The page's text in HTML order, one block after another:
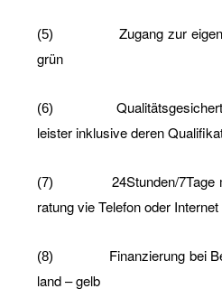
(5)
Zu­gang zur ei­ge­nen
grün
(6)
Qua­li­täts­ge­si­cher­te
leis­ter in­klu­si­ve deren
(7)
24­Stun­den/7Tage
ra­tung vie Te­le­fon oder
(8)
Fi­nan­zie­rung bei
land – gelb